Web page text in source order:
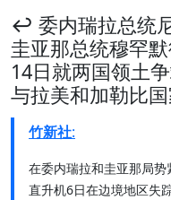
↩️ 委内瑞拉总统
圭亚那总统穆罕默
14日就两国领土
与拉美和加勒比
竹新社:
在委内瑞拉和圭亚那局
直升机6日在边境地区失